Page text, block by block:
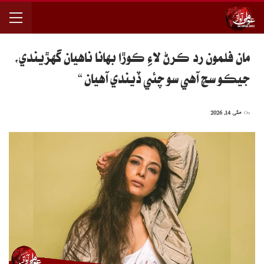
مان فلمون رد ڪرڻ لاءِ ڪوڙا بهانا ناهيان گهڙيندي،
جيڪو سچ آهي سو چئي ڏيندي آهيان “
مئی 14, 2026